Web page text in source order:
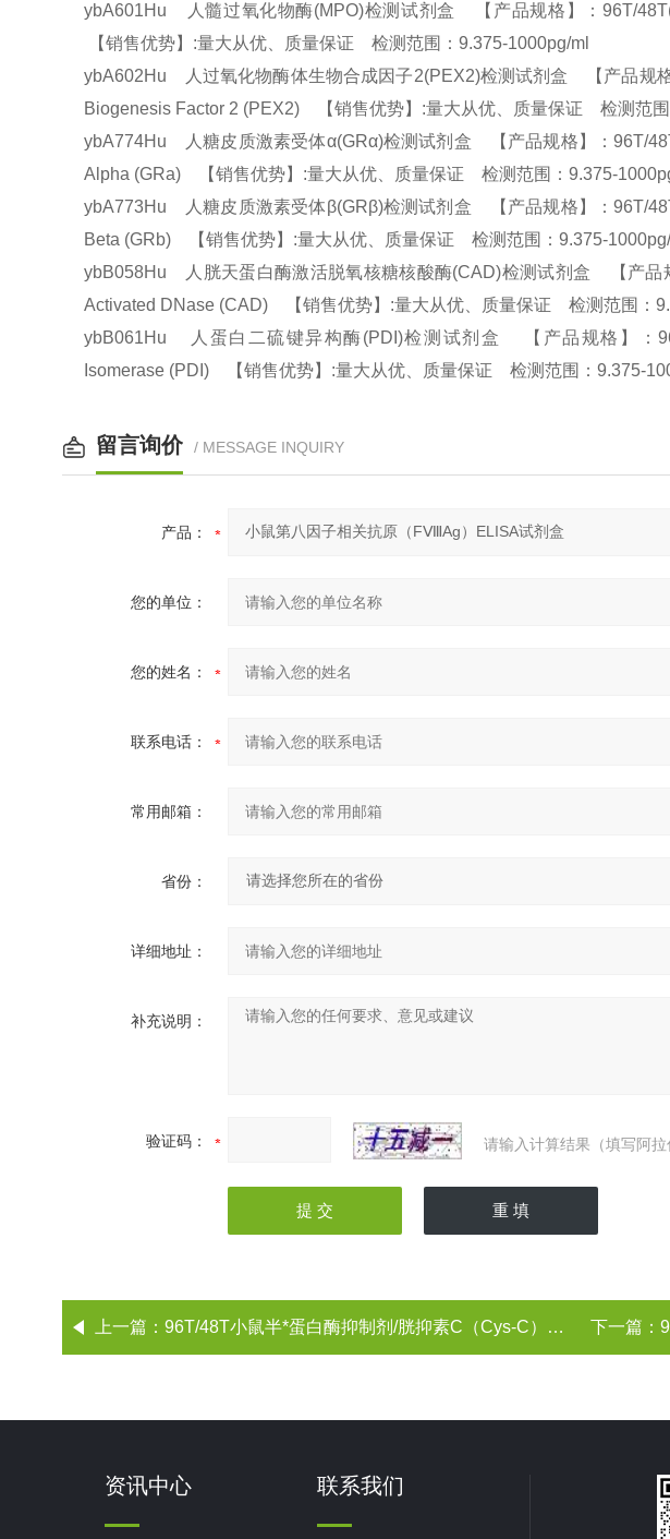
ybA601Hu 人髓过氧化物酶(MPO)检测试剂盒 【产品规格】：96T/
【销售优势】:量大从优、质量保证 检测范围：9.375-1000pg/ml
ybA602Hu 人过氧化物酶体生物合成因子2(PEX2)检测试剂盒 【产品规
Biogenesis Factor 2 (PEX2) 【销售优势】:量大从优、质量保证 检测范
ybA774Hu 人糖皮质激素受体α(GRα)检测试剂盒 【产品规格】：96T/
Alpha (GRa) 【销售优势】:量大从优、质量保证 检测范围：9.375-
ybA773Hu 人糖皮质激素受体β(GRβ)检测试剂盒 【产品规格】：96T/
Beta (GRb) 【销售优势】:量大从优、质量保证 检测范围：9.375-
ybB058Hu 人胱天蛋白酶激活脱氧核糖核酸酶(CAD)检测试剂盒 【产品
Activated DNase (CAD) 【销售优势】:量大从优、质量保证 检测范围：
ybB061Hu 人蛋白二硫键异构酶(PDI)检测试剂盒 【产品规格】：
Isomerase (PDI) 【销售优势】:量大从优、质量保证 检测范围：9.375-
留言询价 / MESSAGE INQUIRY
产品：
您的单位：
您的姓名：
联系电话：
常用邮箱：
省份：
详细地址：
补充说明：
验证码： 请输入计算结果（填写阿
上一篇： 96T/48T小鼠半*蛋白酶抑制剂/胱抑素C（Cys-C）ELISA试剂盒 下一篇：
资讯中心 联系我们